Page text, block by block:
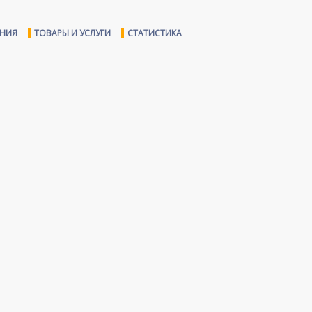
ТОВАРЫ И УСЛУГИ СТАТИСТИКА